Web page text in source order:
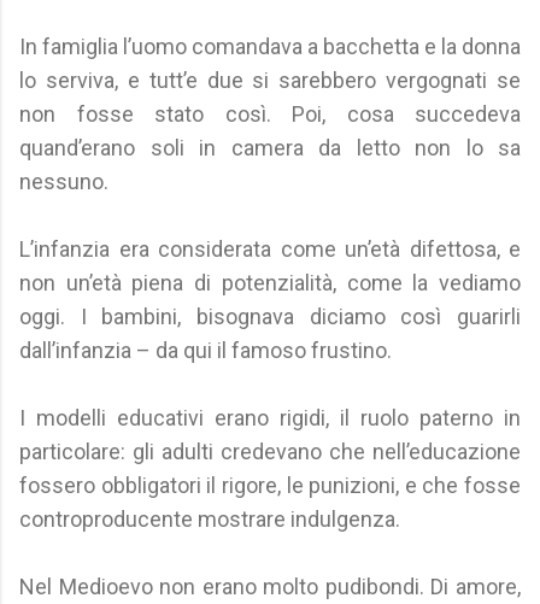
In famiglia l’uomo comandava a bacchetta e la donna
lo serviva, e tutt’e due si sarebbero vergognati se
non fosse stato così. Poi, cosa succedeva
quand’erano soli in camera da letto non lo sa
nessuno.
L’infanzia era considerata come un’età difettosa, e
non un’età piena di potenzialità, come la vediamo
oggi. I bambini, bisognava diciamo così guarirli
dall’infanzia – da qui il famoso frustino.
I modelli educativi erano rigidi, il ruolo paterno in
particolare: gli adulti credevano che nell’educazione
fossero obbligatori il rigore, le punizioni, e che fosse
controproducente mostrare indulgenza.
Nel Medioevo non erano molto pudibondi. Di amore,